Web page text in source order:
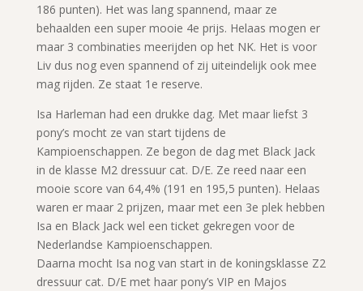
186 punten). Het was lang spannend, maar ze
behaalden een super mooie 4e prijs. Helaas mogen er
maar 3 combinaties meerijden op het NK. Het is voor
Liv dus nog even spannend of zij uiteindelijk ook mee
mag rijden. Ze staat 1e reserve.
Isa Harleman had een drukke dag. Met maar liefst 3
pony’s mocht ze van start tijdens de
Kampioenschappen. Ze begon de dag met Black Jack
in de klasse M2 dressuur cat. D/E. Ze reed naar een
mooie score van 64,4% (191 en 195,5 punten). Helaas
waren er maar 2 prijzen, maar met een 3e plek hebben
Isa en Black Jack wel een ticket gekregen voor de
Nederlandse Kampioenschappen.
Daarna mocht Isa nog van start in de koningsklasse Z2
dressuur cat. D/E met haar pony’s VIP en Majos